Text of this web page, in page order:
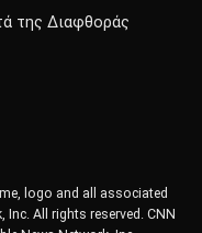
της Διαφθοράς
logo and all associated
All rights reserved. CNN